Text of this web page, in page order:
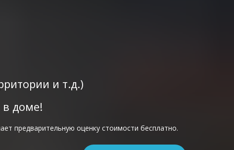
и т.д.)
доме!
предварительную оценку стоимости бесплатно.